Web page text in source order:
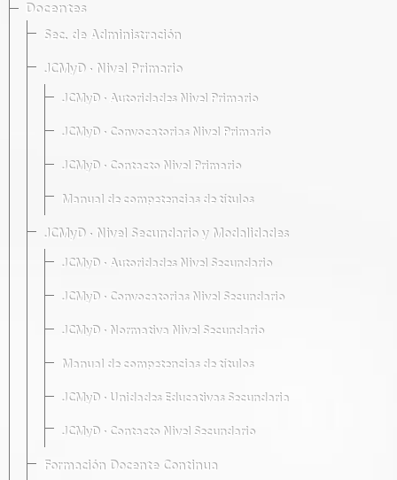
Docentes
Sec. de Administración
JCMyD · Nivel Primario
JCMyD · Autoridades Nivel Primario
JCMyD · Convocatorias Nivel Primario
JCMyD · Contacto Nivel Primario
Manual de competencias de títulos
JCMyD · Nivel Secundario y Modalidades
JCMyD · Autoridades Nivel Secundario
JCMyD · Convocatorias Nivel Secundario
JCMyD · Normativa Nivel Secundario
Manual de competencias de títulos
JCMyD · Unidades Educativas Secundaria
JCMyD · Contacto Nivel Secundario
Formación Docente Continua